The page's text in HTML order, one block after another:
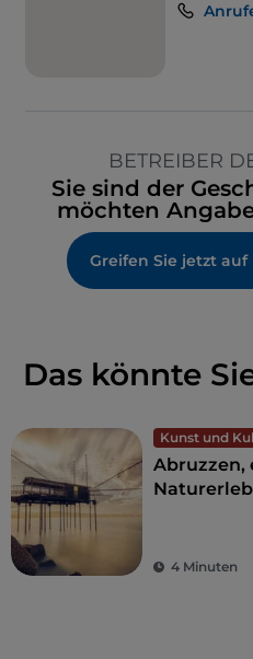
BETREIBER
Sie sind der
möchten
Das könnte
Kunst und
Abruzzen,
4 Minuten